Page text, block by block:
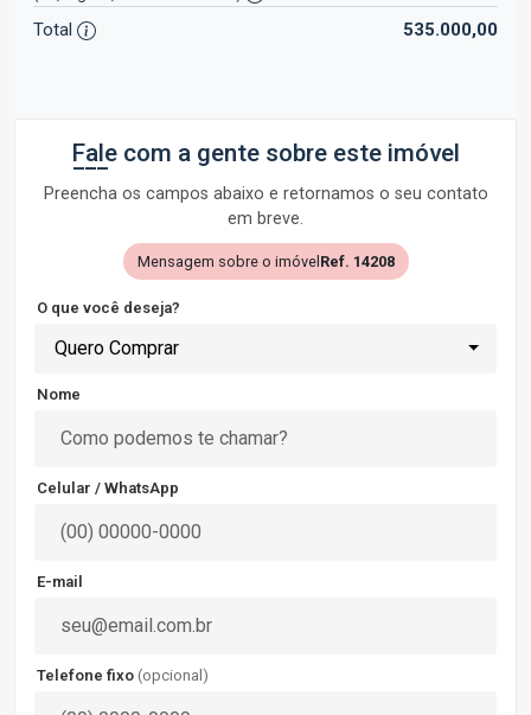
Total
535.000,00
Fale com a gente sobre este imóvel
Preencha os campos abaixo e retornamos o seu contato
em breve.
Mensagem sobre o imóvel Ref. 14208
O que você deseja?
Quero Comprar
Nome
Celular / WhatsApp
E-mail
Telefone fixo (opcional)